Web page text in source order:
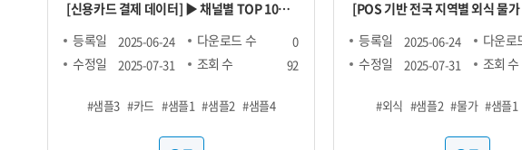
[신용카드 결제 데이터] ▶ 채널별 TOP 100
SKU : 29,000원 ▶ RAW 형 데이터 :
5,000,000원 채널 : 네이버, 오아시스마켓,
: 매출수량 기준 TOP 100 SKU
등록일 2025-06-24 다운로드 수 0
수정일 2025-07-31 조회 수 92
#샘플3 #카드 #샘플1 #샘플2 #샘플4
[POS 기반 전국 지역별 외식 물가
개월 기준 -- 집계형 (지역별 메뉴
가, 중앙값, Q1, Q3 값) : 업종당
개 광역시도 -- 업종 구분 : 일반식
등록일 2025-06-24 다운로
수정일 2025-07-31 조회 수
#외식 #샘플2 #물가 #샘플1